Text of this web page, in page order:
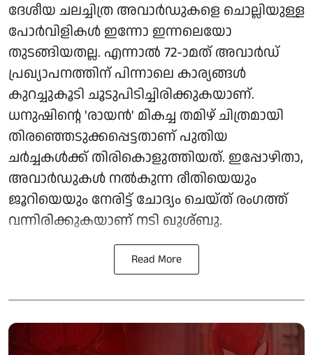
ദേശീയ ചലച്ചിത്ര അവാർഡുകളെ ചൊല്ലിയുള്ള
പോർവിളികൾ ഇന്നോ ഇന്നലെയോ
തുടങ്ങിയതല്ല. എന്നാൽ 72-ാമത് അവാർഡ്
പ്രഖ്യാപനത്തിന് പിന്നാലെ കാര്യങ്ങൾ
കുറച്ചുകൂടി ചൂടുപിടിച്ചിരിക്കുകയാണ്.
ധനുഷിന്റെ 'രായൻ' മികച്ച തമിഴ് ചിത്രമായി
തിരഞ്ഞെടുക്കപ്പെട്ടതാണ് പുതിയ
ചർച്ചകൾക്ക് തിരികൊളുത്തിയത്. ഇപ്പോഴിതാ,
അവാർഡുകൾ നൽകുന്ന രീതിയെയും
ജൂറിയെയും നേരിട്ട് ചോദ്യം ചെയ്ത് രംഗത്ത്
വന്നിരിക്കുകയാണ് നടി ഖുശ്ബു.
Read More